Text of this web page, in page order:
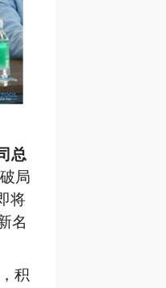
总
局
将
名
积